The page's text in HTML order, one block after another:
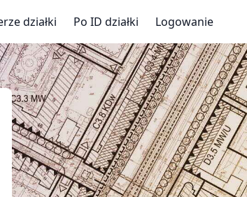
działki Po ID działki Logowanie